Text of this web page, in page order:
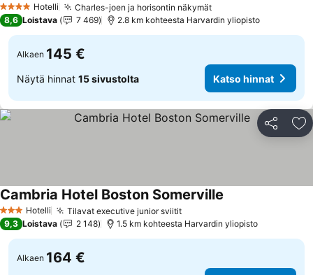
4 Tähtiluokitus
Hotelli Charles-joen ja horisontin näkymät
8,6 Loistava 7 469 2.8 km kohteesta Harvardin yliopisto
Alkaen 145 €
Näytä hinnat 15 sivustolta Katso hinnat
Jaa
3 Tähtiluokitus
Hotelli Tilavat executive junior sviitit
Cambria Hotel Boston Somerville
9,3 Loistava 2 148 1.5 km kohteesta Harvardin yliopisto
Alkaen 164 €